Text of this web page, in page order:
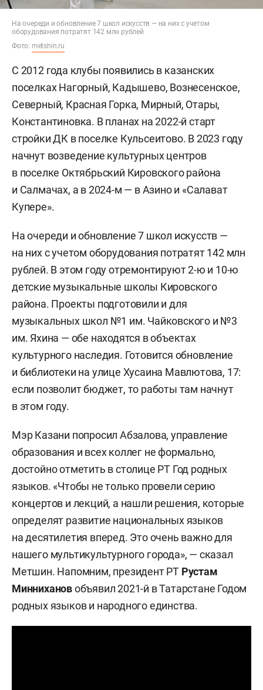
На очереди и обновление 7 школ искусств — на них с учетом
оборудования потратят 142 млн рублей
Фото: metshin.ru
С 2012 года клубы появились в казанских
поселках Нагорный, Кадышево, Вознесенское,
Северный, Красная Горка, Мирный, Отары,
Константиновка. В планах на 2022-й старт
стройки ДК в поселке Кульсеитово. В 2023 году
начнут возведение культурных центров
в поселке Октябрьский Кировского района
и Салмачах, а в 2024-м — в Азино и «Салават
Купере».
На очереди и обновление 7 школ искусств —
на них с учетом оборудования потратят 142 млн
рублей. В этом году отремонтируют 2-ю и 10-ю
детские музыкальные школы Кировского
района. Проекты подготовили и для
музыкальных школ №1 им. Чайковского и №3
им. Яхина — обе находятся в объектах
культурного наследия. Готовится обновление
и библиотеки на улице Хусаина Мавлютова, 17:
если позволит бюджет, то работы там начнут
в этом году.
Мэр Казани попросил Абзалова, управление
образования и всех коллег не формально,
достойно отметить в столице РТ Год родных
языков. «Чтобы не только провели серию
концертов и лекций, а нашли решения, которые
определят развитие национальных языков
на десятилетия вперед. Это очень важно для
нашего мультикультурного города», — сказал
Метшин. Напомним, президент РТ Рустам
Миннихановобъявил 2021-й в Татарстане Годом
родных языков и народного единства.